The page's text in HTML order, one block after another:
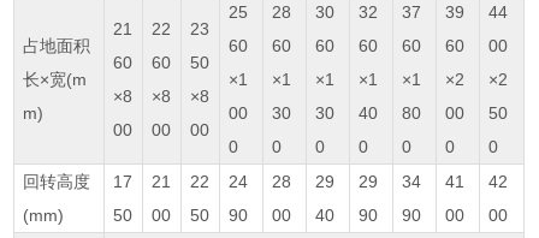
占地面积
长×宽(m
m)
21
60
×8
00
22
60
×8
00
23
50
×8
00
25
60
×1
00
0
28
60
×1
30
0
30
60
×1
30
0
32
60
×1
40
0
37
60
×1
80
0
39
60
×2
00
0
44
00
×2
50
0
回转高度
(mm)
17
50
21
00
22
50
24
90
28
00
29
40
29
90
34
90
41
00
42
00